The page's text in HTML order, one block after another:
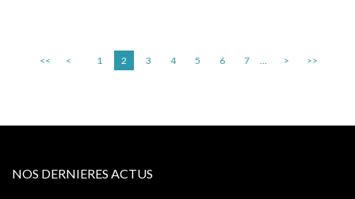
<< < 1 2 3 4 5 6 7 ... > >>
NOS DERNIERES ACTUS